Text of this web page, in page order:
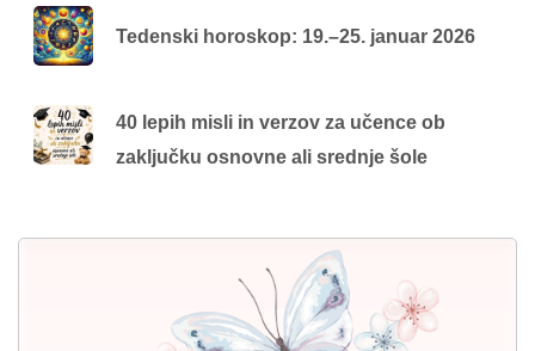
Tedenski horoskop: 19.–25. januar 2026
40 lepih misli in verzov za učence ob
zaključku osnovne ali srednje šole